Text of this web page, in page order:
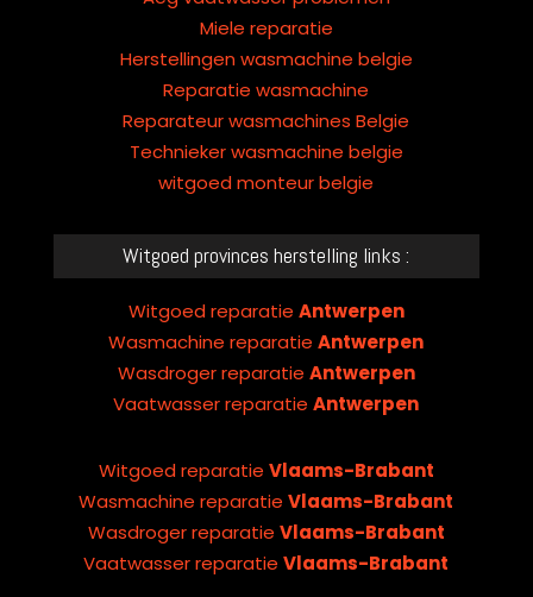
Miele reparatie
Herstellingen wasmachine belgie
Reparatie wasmachine
Reparateur wasmachines Belgie
Technieker wasmachine belgie
witgoed monteur belgie
Witgoed provinces herstelling links :
Witgoed reparatie Antwerpen
Wasmachine reparatieAntwerpen
Wasdroger reparatie Antwerpen
Vaatwasser reparatieAntwerpen
Witgoed reparatie Vlaams-Brabant
Wasmachine reparatieVlaams-Brabant
Wasdroger reparatie Vlaams-Brabant
Vaatwasser reparatieVlaams-Brabant